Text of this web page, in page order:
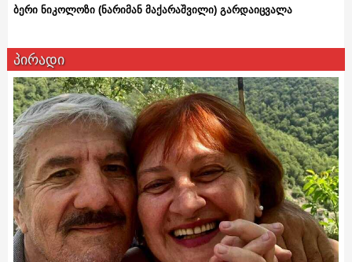
ბერი ნიკოლოზი (ნარიმან მაქარაშვილი) გარდაიცვალა
პირადი